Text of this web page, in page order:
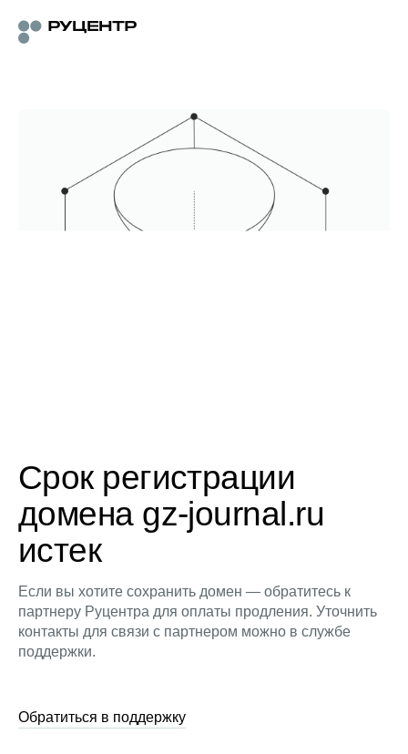
Срок регистрации
домена gz-journal.ru
истек
Если вы хотите сохранить домен — обратитесь к
партнеру Руцентра для оплаты продления. Уточнить
контакты для связи с партнером можно в службе
поддержки.
Обратиться в поддержку